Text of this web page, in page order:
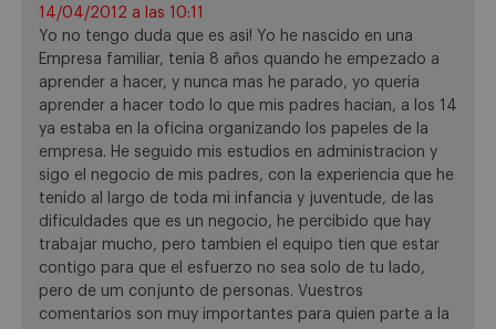
14/04/2012 a las 10:11
Yo no tengo duda que es asi! Yo he nascido en una
Empresa familiar, tenia 8 años quando he empezado a
aprender a hacer, y nunca mas he parado, yo queria
aprender a hacer todo lo que mis padres hacian, a los 14
ya estaba en la oficina organizando los papeles de la
empresa. He seguido mis estudios en administracion y
sigo el negocio de mis padres, con la experiencia que he
tenido al largo de toda mi infancia y juventude, de las
dificuldades que es un negocio, he percibido que hay
trabajar mucho, pero tambien el equipo tien que estar
contigo para que el esfuerzo no sea solo de tu lado,
pero de um conjunto de personas. Vuestros
comentarios son muy importantes para quien parte a la